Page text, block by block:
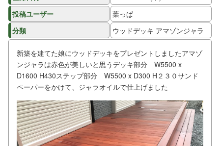
投稿ユーザー
葉っぱ
分類
ウッドデッキ アマゾンジャラ
新築を建てた娘にウッドデッキをプレゼントしましたアマゾ
ンジャラは赤色が美しいと思うデッキ部分 W5500 x
D1600 H430ステップ部分 W5500 x D300 H２３０サンド
ペーパーをかけて、ジャラオイルで仕上げました